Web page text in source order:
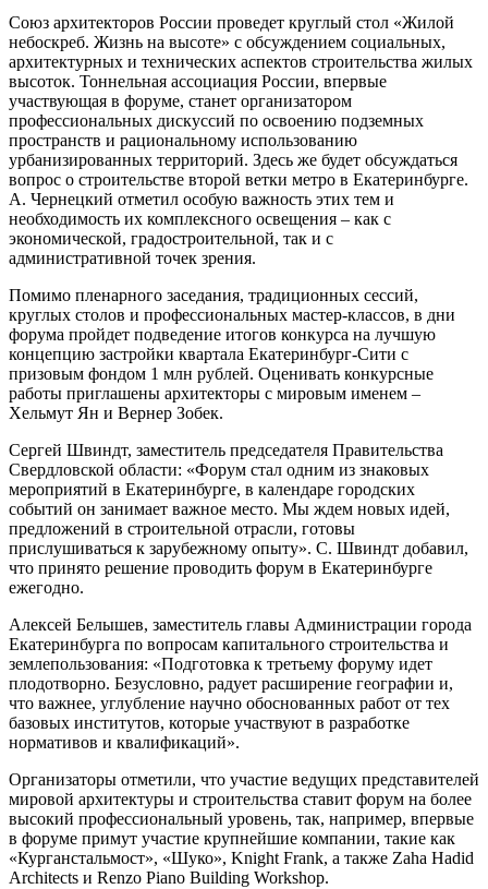
Союз архитекторов России проведет круглый стол «Жилой
небоскреб. Жизнь на высоте» с обсуждением социальных,
архитектурных и технических аспектов строительства жилых
высоток. Тоннельная ассоциация России, впервые
участвующая в форуме, станет организатором
профессиональных дискуссий по освоению подземных
пространств и рациональному использованию
урбанизированных территорий. Здесь же будет обсуждаться
вопрос о строительстве второй ветки метро в Екатеринбурге.
А. Чернецкий отметил особую важность этих тем и
необходимость их комплексного освещения – как с
экономической, градостроительной, так и с
административной точек зрения.
Помимо пленарного заседания, традиционных сессий,
круглых столов и профессиональных мастер-классов, в дни
форума пройдет подведение итогов конкурса на лучшую
концепцию застройки квартала Екатеринбург-Сити с
призовым фондом 1 млн рублей. Оценивать конкурсные
работы приглашены архитекторы с мировым именем –
Хельмут Ян и Вернер Зобек.
Сергей Швиндт, заместитель председателя Правительства
Свердловской области: «Форум стал одним из знаковых
мероприятий в Екатеринбурге, в календаре городских
событий он занимает важное место. Мы ждем новых идей,
предложений в строительной отрасли, готовы
прислушиваться к зарубежному опыту». С. Швиндт добавил,
что принято решение проводить форум в Екатеринбурге
ежегодно.
Алексей Белышев, заместитель главы Администрации города
Екатеринбурга по вопросам капитального строительства и
землепользования: «Подготовка к третьему форуму идет
плодотворно. Безусловно, радует расширение географии и,
что важнее, углубление научно обоснованных работ от тех
базовых институтов, которые участвуют в разработке
нормативов и квалификаций».
Организаторы отметили, что участие ведущих представителей
мировой архитектуры и строительства ставит форум на более
высокий профессиональный уровень, так, например, впервые
в форуме примут участие крупнейшие компании, такие как
«Курганстальмост», «Шуко», Knight Frank, а также Zaha Hadid
Architects и Renzo Piano Building Workshop.